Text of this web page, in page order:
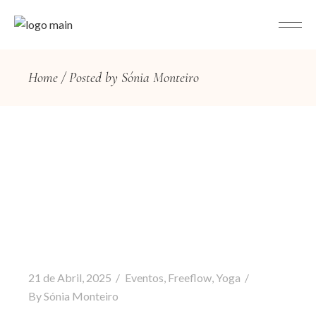
Home Posted by Sónia Monteiro
21 de Abril, 2025 Eventos, Freeflow, Yoga
BySónia Monteiro